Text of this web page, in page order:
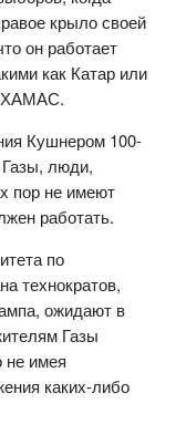
крыло своей
он работает
как Катар или
ХАМАС.
Кушнером 100-
Газы, люди,
пор не имеют
работать.
по
технократов,
ожидают в
Газы
не имея
каких-либо